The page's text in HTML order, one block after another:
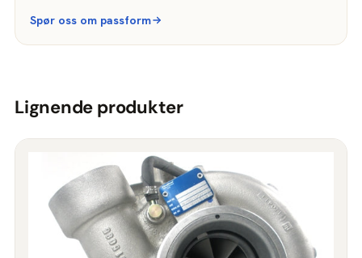
Spør oss om passform
Lignende produkter